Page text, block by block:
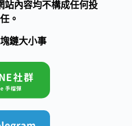
站內容均不構成任何投
。
鏈大小事